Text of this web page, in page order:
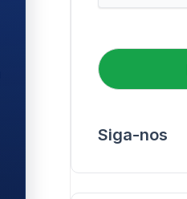
N
o
m
m
l
*
Siga-nos